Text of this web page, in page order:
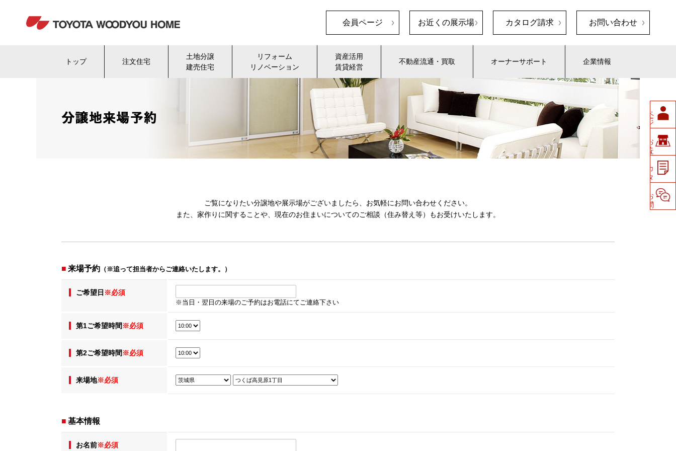
会員ページ お近くの展示場 カタログ請求 お問い合わせ
トップ 注文住宅
土地分譲
建売住宅
リフォーム
リノベーション
資産活用
賃貸経営
不動産流通・買取 オーナーサポート 企業情報
ご覧になりたい分譲地や展示場がございましたら、お気軽にお問い合わせください。
また、家作りに関することや、現在のお住まいについてのご相談（住み替え等）もお受けいたします。
■ 来場予約 （※追って担当者からご連絡いたします。）
ご希望日 ※必須
※当日・翌日の来場のご予約はお電話にてご連絡下さい
第1ご希望時間 ※必須
第2ご希望時間 ※必須
来場地※必須
■ 基本情報
お名前※必須
ペ
ージ
お
近く
の
カ
タ
ロ
グ
お
問い
合
わ